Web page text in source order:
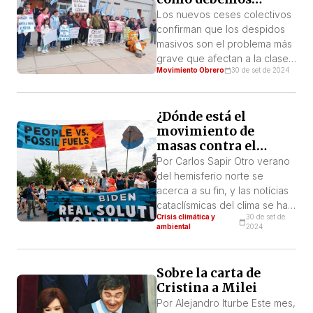
sitio Brasil Paralelo, están
llevando a cabo una
verdadera campaña
acusando al PSTU […]
hacerles frente?
Los nuevos ceses colectivos
confirman que los despidos
masivos son el problema más
grave que afectan a la clase
trabajadora hoy en el Perú.
trámites legales y a emitir
pronunciamientos estériles,
cuando se necesita
responder con la lucha unida
para frenar los despidos […]
Movimiento Obrero 30 de set de 2024
¿Dónde está el
movimiento de
masas contra el
cambio climático?
Por Carlos Sapir Otro verano
del hemisferio norte se
acerca a su fin, y las notícias
cataclísmicas del clima se han
vuelto en rutina. Se trate de la
récords de calor, o de
catastróficas o de la muerte
irreversible de los arrecifes
de coral y otros ecosistemas,
Crisis climática y
ambiental
30 de set de
2024
Sobre la carta de
Cristina a Milei
Por Alejandro Iturbe Este mes,